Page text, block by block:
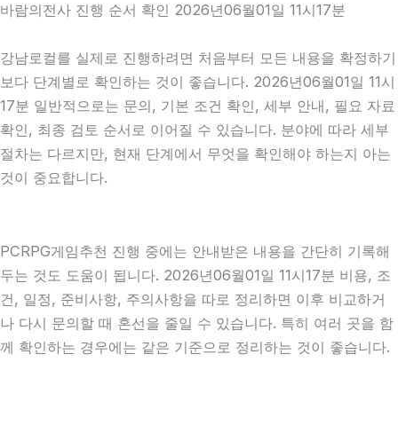
바람의전사 진행 순서 확인 2026년06월01일 11시17분
강남로컬를 실제로 진행하려면 처음부터 모든 내용을 확정하기
보다 단계별로 확인하는 것이 좋습니다. 2026년06월01일 11시
17분 일반적으로는 문의, 기본 조건 확인, 세부 안내, 필요 자료
확인, 최종 검토 순서로 이어질 수 있습니다. 분야에 따라 세부
절차는 다르지만, 현재 단계에서 무엇을 확인해야 하는지 아는
것이 중요합니다.
PCRPG게임추천 진행 중에는 안내받은 내용을 간단히 기록해
두는 것도 도움이 됩니다. 2026년06월01일 11시17분 비용, 조
건, 일정, 준비사항, 주의사항을 따로 정리하면 이후 비교하거
나 다시 문의할 때 혼선을 줄일 수 있습니다. 특히 여러 곳을 함
께 확인하는 경우에는 같은 기준으로 정리하는 것이 좋습니다.